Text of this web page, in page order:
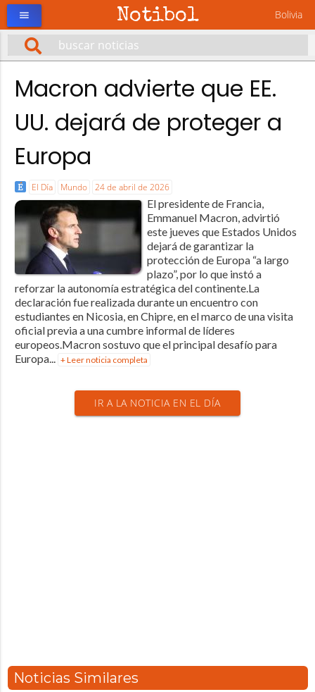
Notibol Bolivia
menu
Macron advierte que EE.
UU. dejará de proteger a
Europa
El Día Mundo 24 de abril de 2026
El presidente de Francia,
Emmanuel Macron, advirtió
este jueves que Estados Unidos
dejará de garantizar la
protección de Europa “a largo
plazo”, por lo que instó a
reforzar la autonomía estratégica del continente.La
declaración fue realizada durante un encuentro con
estudiantes en Nicosia, en Chipre, en el marco de una visita
oficial previa a una cumbre informal de líderes
europeos.Macron sostuvo que el principal desafío para
Europa... + Leer noticia completa
IR A LA NOTICIA EN EL DÍA
Noticias Similares